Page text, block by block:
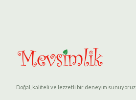
Doğal, kaliteli ve lezzetli bir deneyim sunuyoruz.